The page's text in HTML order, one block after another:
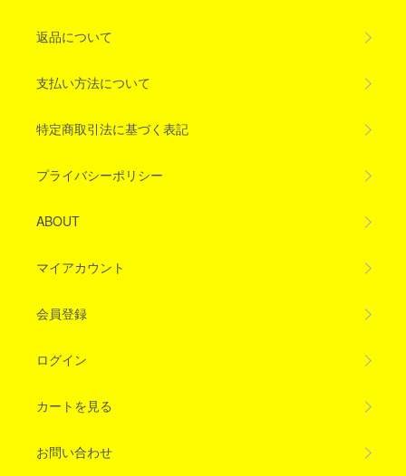
返品について
支払い方法について
特定商取引法に基づく表記
プライバシーポリシー
ABOUT
マイアカウント
会員登録
ログイン
カートを見る
お問い合わせ